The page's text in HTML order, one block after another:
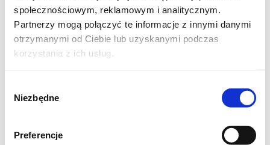
społecznościowym, reklamowym i analitycznym.
Partnerzy mogą połączyć te informacje z innymi danymi
otrzymanymi od Ciebie lub uzyskanymi podczas
korzystania z ich usług.
zgody
Niezbędne
Preferencje